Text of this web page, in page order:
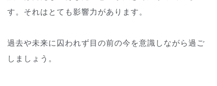
す。それはとても影響力があります。
過去や未来に囚われず目の前の今を意識しながら過ご
しましょう。